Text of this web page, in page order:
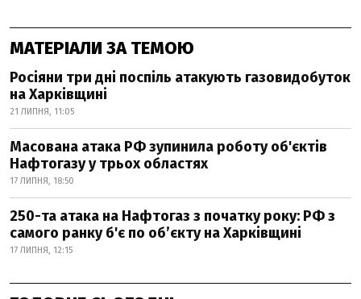
МАТЕРІАЛИ ЗА ТЕМОЮ
Росіяни три дні поспіль атакують газовидобуток
на Харківщині
21 ЛИПНЯ, 11:05
Масована атака РФ зупинила роботу об'єктів
Нафтогазу у трьох областях
17 ЛИПНЯ, 18:50
250-та атака на Нафтогаз з початку року: РФ з
самого ранку б'є по об’єкту на Харківщині
17 ЛИПНЯ, 12:15